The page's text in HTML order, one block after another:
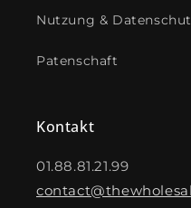
Nutzung &
Patenschaft
Kontakt
01.88.81.21.99